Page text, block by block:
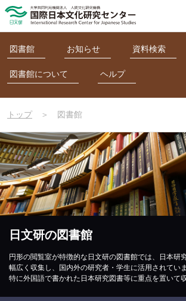
図書館 お知らせ 資料検索
図書館について ヘルプ
トップ＞ 図書館
日文研の図書館
円形の閲覧室が特徴的な日文研の図書館では、日本研
幅広く収集し、国内外の研究者・学生に活用されていま
特に外国語で書かれた日本研究図書等に重点を置いて